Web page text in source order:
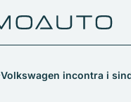
Volkswagen incontra i